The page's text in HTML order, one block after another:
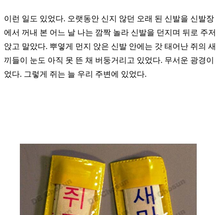
이런 일도 있었다. 오랫동안 신지 않던 오래 된 신발을 신발장
에서 꺼내 본 어느 날 나는 깜짝 놀라 신발을 던지며 뒤로 주저
앉고 말았다. 뿌옇게 먼지 앉은 신발 안에는 갓 태어난 쥐의 새
끼들이 눈도 아직 못 뜬 채 버둥거리고 있었다. 무서운 광경이
었다. 그렇게 쥐는 늘 우리 주변에 있었다.